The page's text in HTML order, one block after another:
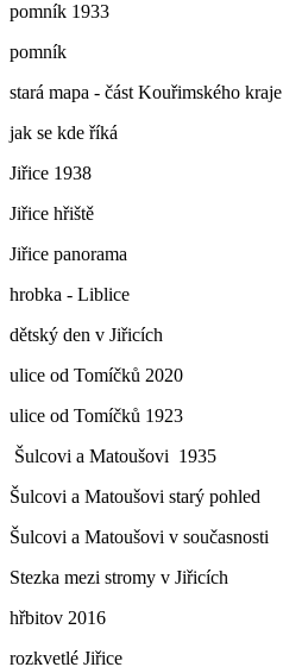
pomník 1933
pomník
stará mapa - část Kouřimského kraje
jak se kde říká
Jiřice 1938
Jiřice hřiště
Jiřice panorama
hrobka - Liblice
dětský den v Jiřicích
ulice od Tomíčků 2020
ulice od Tomíčků 1923
Šulcovi a Matoušovi 1935
Šulcovi a Matoušovi starý pohled
Šulcovi a Matoušovi v současnosti
Stezka mezi stromy v Jiřicích
hřbitov 2016
rozkvetlé Jiřice